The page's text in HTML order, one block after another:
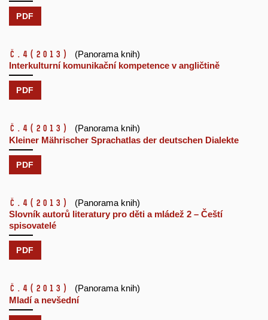
PDF
č.4 (2013)
(Panorama knih)
Interkulturní komunikační kompetence v angličtině
PDF
č.4 (2013)
(Panorama knih)
Kleiner Mährischer Sprachatlas der deutschen Dialekte
PDF
č.4 (2013)
(Panorama knih)
Slovník autorů literatury pro děti a mládež 2 – Čeští
spisovatelé
PDF
č.4 (2013)
(Panorama knih)
Mladí a nevšední